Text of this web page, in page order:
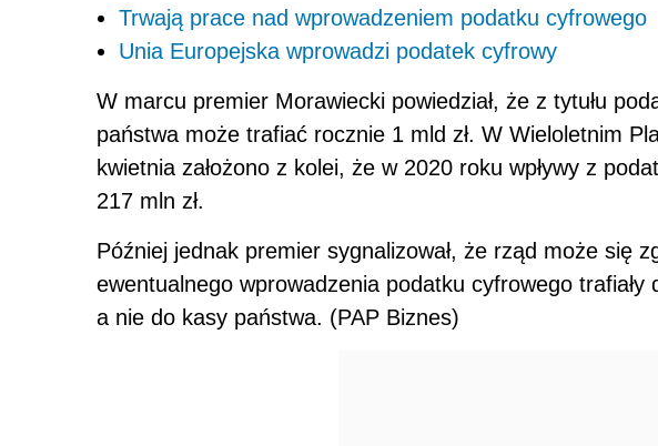
Trwają prace nad wprowadzeniem podatku cyfrowego
Unia Europejska wprowadzi podatek cyfrowy
W marcu premier Morawiecki powiedział, że z tytułu
państwa może trafiać rocznie 1 mld zł. W Wieloletnim
kwietnia założono z kolei, że w 2020 roku wpływy z
217 mln zł.
Później jednak premier sygnalizował, że rząd może się
ewentualnego wprowadzenia podatku cyfrowego trafiały
a nie do kasy państwa. (PAP Biznes)